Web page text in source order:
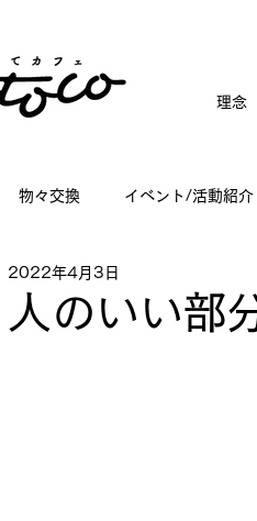
理念
物々交換 イベント/活動紹介
講座情報
人のいい部
2022年4月3日